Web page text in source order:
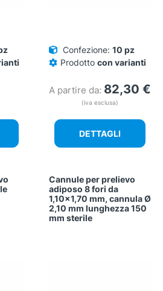
Confezione: 10 pz
Prodotto con varianti
A partire da: 82,30 €
(iva esclusa)
DETTAGLI
Cannule per prelievo
adiposo 8 fori da
1,10×1,70 mm, cannula Ø
2,10 mm lunghezza 150
mm sterile